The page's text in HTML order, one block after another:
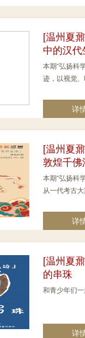
[温州夏
中的汉代
本期“弘扬科
迹，以视觉
详
[温州夏
敦煌千佛
本期“弘扬科
从一代考古
详
[温州夏
的串珠
和青少年们
详